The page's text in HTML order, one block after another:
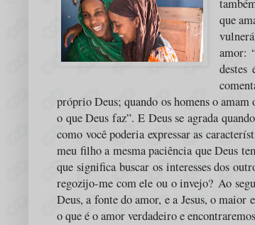
que
amor:
próprio Deus; quando os homens o amam
o que Deus faz”. E Deus se agrada
como você poderia expressar as
meu filho a mesma paciência que Deus
que significa buscar os interesses dos
regozijo-me com ele ou o invejo? Ao
Deus, a fonte do amor, e a Jesus, o
o que é o amor verdadeiro e